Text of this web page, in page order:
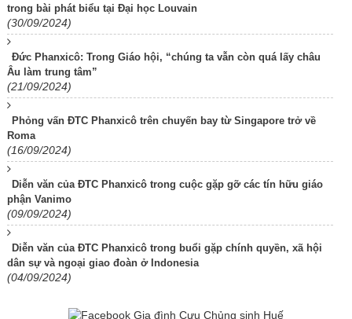
trong bài phát biểu tại Đại học Louvain
(30/09/2024)
Đức Phanxicô: Trong Giáo hội, “chúng ta vẫn còn quá lấy châu
Âu làm trung tâm”
(21/09/2024)
Phỏng vấn ĐTC Phanxicô trên chuyến bay từ Singapore trở về
Roma
(16/09/2024)
Diễn văn của ĐTC Phanxicô trong cuộc gặp gỡ các tín hữu giáo
phận Vanimo
(09/09/2024)
Diễn văn của ĐTC Phanxicô trong buổi gặp chính quyền, xã hội
dân sự và ngoại giao đoàn ở Indonesia
(04/09/2024)